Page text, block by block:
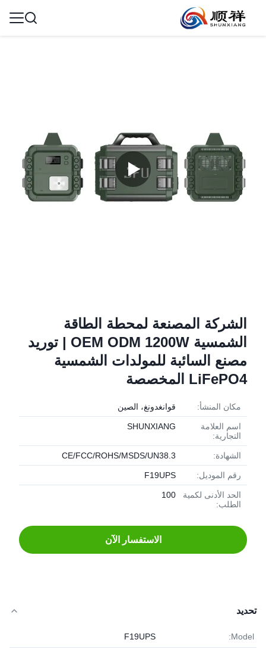
الشركة المصنعة لمحطة الطاقة
الشمسية OEM ODM 1200W | توريد
مصنع السائبة للمولدات الشمسية
LiFePO4 المخصصة
مكان المنشأ: قوانغدونغ، الصين
اسم العلامة
التجارية:
SHUNXIANG
الشهادة: CE/FCC/ROHS/MSDS/UN38.3
رقم الموديل: F19UPS
الحد الأدنى لكمية
الطلب:
100
الاستفسار الآن
تحديد
Model:
F19UPS